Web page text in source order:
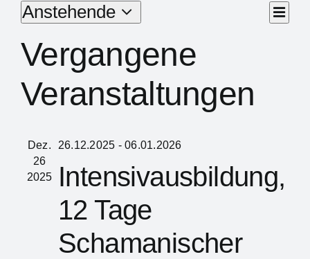
Liste
Anstehende
wählen.
Vergangene
Veranstaltungen
Dez.
26
2025
26.12.2025 -06.01.2026
Intensivausbildung,
12 Tage
Schamanischer